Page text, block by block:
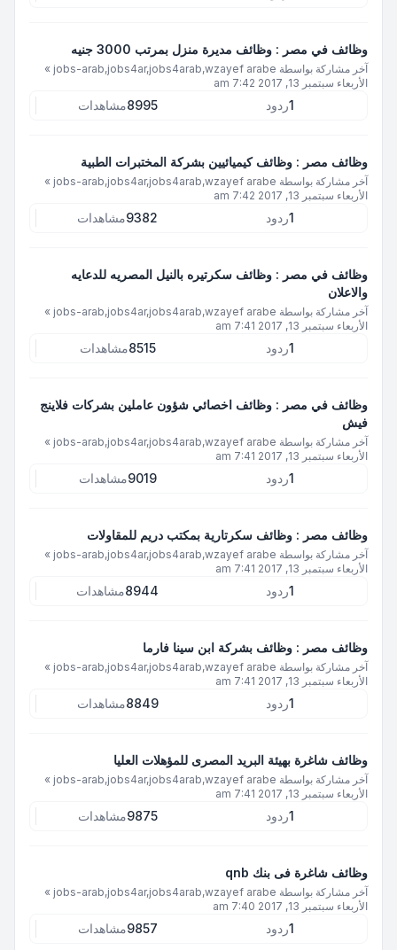
وظائف في مصر : وظائف مديرة منزل بمرتب 3000 جنيه
آخر مشاركة بواسطةjobs-arab,jobs4ar,jobs4arab,wzayef arabe
»
الأربعاء سبتمبر 13, 2017 7:42 am
ردود 8995مشاهدات
وظائف مصر : وظائف كيميائيين بشركة المختبرات الطبية
آخر مشاركة بواسطةjobs-arab,jobs4ar,jobs4arab,wzayef arabe
»
الأربعاء سبتمبر 13, 2017 7:42 am
ردود 9382مشاهدات
وظائف في مصر : وظائف سكرتيره بالنيل المصريه للدعايه
والاعلان
آخر مشاركة بواسطةjobs-arab,jobs4ar,jobs4arab,wzayef arabe
»
الأربعاء سبتمبر 13, 2017 7:41 am
ردود 8515مشاهدات
وظائف في مصر : وظائف اخصائي شؤون عاملين بشركات فلاينج
فيش
آخر مشاركة بواسطةjobs-arab,jobs4ar,jobs4arab,wzayef arabe
»
الأربعاء سبتمبر 13, 2017 7:41 am
ردود 9019مشاهدات
وظائف مصر : وظائف سكرتارية بمكتب دريم للمقاولات
آخر مشاركة بواسطةjobs-arab,jobs4ar,jobs4arab,wzayef arabe
»
الأربعاء سبتمبر 13, 2017 7:41 am
ردود 8944مشاهدات
وظائف مصر : وظائف بشركة ابن سينا فارما
آخر مشاركة بواسطةjobs-arab,jobs4ar,jobs4arab,wzayef arabe
»
الأربعاء سبتمبر 13, 2017 7:41 am
ردود 8849مشاهدات
وظائف شاغرة بهيئة البريد المصرى للمؤهلات العليا
آخر مشاركة بواسطةjobs-arab,jobs4ar,jobs4arab,wzayef arabe
»
الأربعاء سبتمبر 13, 2017 7:41 am
ردود 9875مشاهدات
وظائف شاغرة فى بنك qnb
آخر مشاركة بواسطةjobs-arab,jobs4ar,jobs4arab,wzayef arabe
»
الأربعاء سبتمبر 13, 2017 7:40 am
ردود 9857مشاهدات